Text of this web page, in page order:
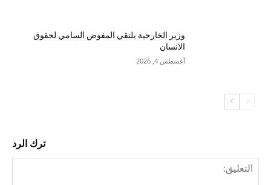
وزير الخارجية يلتقي المفوض السامي لحقوق
الانسان
أغسطس 4, 2026
ترك الرد